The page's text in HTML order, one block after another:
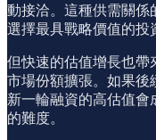
動接洽。這種供需關係
選擇最具戰略價值的投
但快速的估值增長也帶
市場份額擴張。如果後
新一輪融資的高估值會
的難度。